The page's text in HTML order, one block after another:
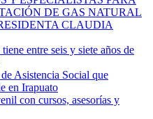
DE GAS NATURAL
CLAUDIA
entre seis y siete años de
Asistencia Social que
en Irapuato
con cursos, asesorías y